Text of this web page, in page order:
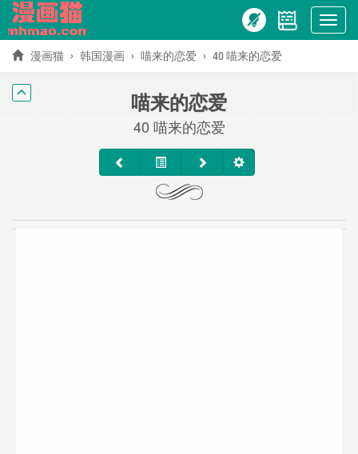
Show
menu
漫画猫 韩国漫画 喵来的恋爱 40 喵来的恋爱
喵来的恋爱
40 喵来的恋爱